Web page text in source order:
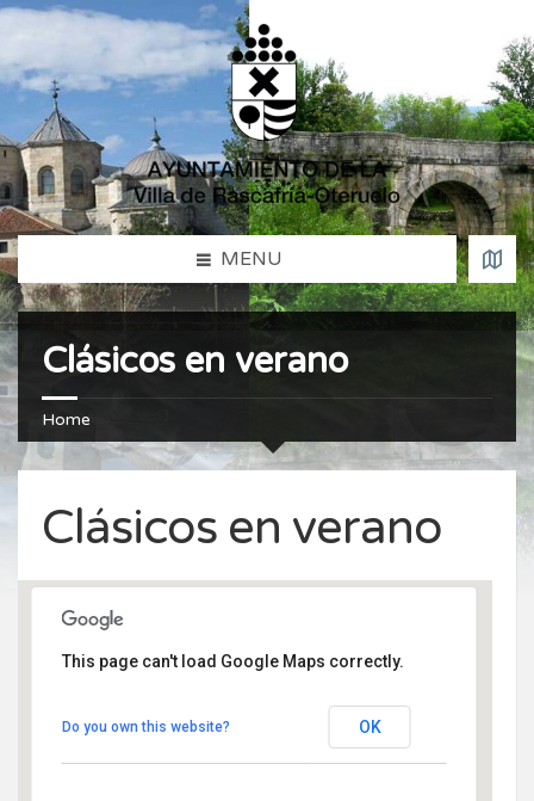
MENU
Clásicos en verano
Home
Clásicos en verano
Monasterio de Santa María de El Paular -
Rascafria
This page can't load Google Maps correctly.
Do you own this website? OK